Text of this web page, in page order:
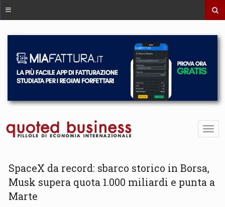
SpaceX da record: sbarco storico in Borsa,
Musk supera quota 1.000 miliardi e punta a
Marte